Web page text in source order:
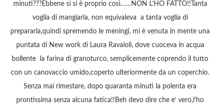
minuti???Ebbene si si è proprio così……NON L’HO FATTO!!Tanta
voglia di mangiarla, non equivaleva a tanta voglia di
prepararla,quindi spremendo le meningi, mi è venuta in mente una
puntata di New work di Laura Ravaioli, dove cuoceva in acqua
bollente la farina di granoturco, semplicemente coprendo il tutto
con un canovaccio umido,coperto ulteriormente da un coperchio.
Senza mai rimestare, dopo quaranta minuti la polenta era
prontissima senza alcuna fatica!!Beh devo dire che e’ vero,l’ho